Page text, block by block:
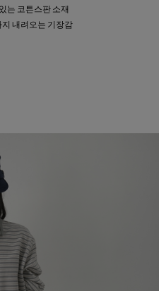
는 코튼스판 소재
내려오는 기장감